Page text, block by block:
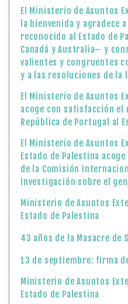
El Ministerio de Asuntos
la bienvenida y agradece
reconocido al Estado de
Canadá y Australia— y
valientes y congruentes
y a las resoluciones de la
El Ministerio de Asuntos
acoge con satisfacción el
República de Portugal al
El Ministerio de Asuntos
Estado de Palestina
de la Comisión
Investigación sobre el
Ministerio de Asuntos
Estado de Palestina
43 años de la Masacre de
13 de septiembre: firma
Ministerio de Asuntos
Estado de Palestina